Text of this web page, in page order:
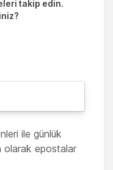
takip edin.
ile günlük
olarak epostalar